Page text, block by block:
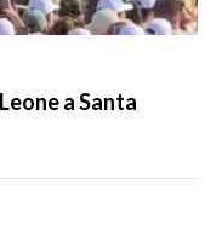
a Santa